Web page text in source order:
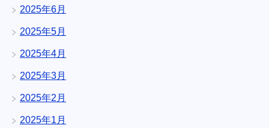
2025年6月
2025年5月
2025年4月
2025年3月
2025年2月
2025年1月